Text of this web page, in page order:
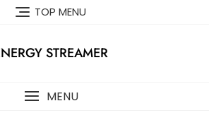
TOP MENU
STREAMER
MENU